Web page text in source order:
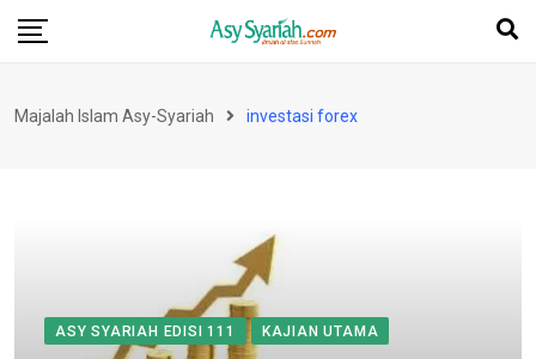
Skip
Majalah Islam Asy-Syariah investasi forex
ASY SYARIAH EDISI 111 KAJIAN UTAMA